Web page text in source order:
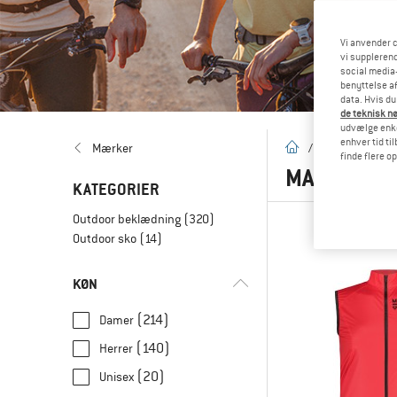
Mærker
KATEGORIER
Outdoor beklædning (320)
Outdoor sko (14)
KØN
Damer (214)
Herrer (140)
Unisex (20)
Hjemmeside
/ Mærker /
MALOJA
Vi anvender
vi
social
benyttelse
data. Hvis
de teknisk
udvælge
enhver tid
finde flere